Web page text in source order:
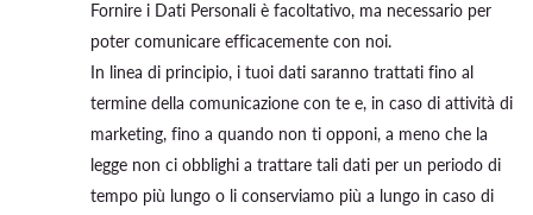
Fornire i Dati Personali è facoltativo, ma necessario per
poter comunicare efficacemente con noi.
In linea di principio, i tuoi dati saranno trattati fino al
termine della comunicazione con te e, in caso di attività di
marketing, fino a quando non ti opponi, a meno che la
legge non ci obblighi a trattare tali dati per un periodo di
tempo più lungo o li conserviamo più a lungo in caso di